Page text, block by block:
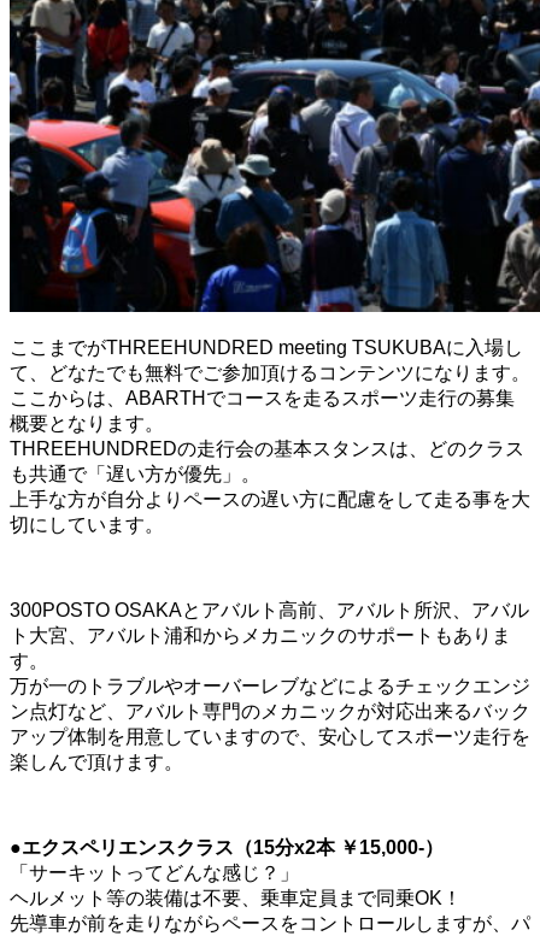
ここまでがTHREEHUNDRED meeting TSUKUBAに入場し
て、どなたでも無料でご参加頂けるコンテンツになります。
ここからは、ABARTHでコースを走るスポーツ走行の募集
概要となります。
THREEHUNDREDの走行会の基本スタンスは、どのクラス
も共通で「遅い方が優先」。
上手な方が自分よりペースの遅い方に配慮をして走る事を大
切にしています。
300POSTO OSAKAとアバルト高前、アバルト所沢、アバル
ト大宮、アバルト浦和からメカニックのサポートもありま
す。
万が一のトラブルやオーバーレブなどによるチェックエンジ
ン点灯など、アバルト専門のメカニックが対応出来るバック
アップ体制を用意していますので、安心してスポーツ走行を
楽しんで頂けます。
●エクスペリエンスクラス（15分x2本 ￥15,000-）
「サーキットってどんな感じ？」
ヘルメット等の装備は不要、乗車定員まで同乗OK！
先導車が前を走りながらペースをコントロールしますが、パ